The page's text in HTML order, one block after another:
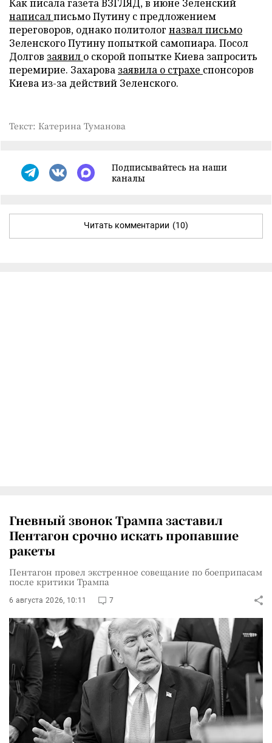
Как писала газета ВЗГЛЯД, в июне Зеленский
написалписьмо Путину с предложением
переговоров, однако политолог назвал письмо
Зеленского Путину попыткой самопиара. Посол
Долгов заявил о скорой попытке Киева запросить
перемирие. Захарова заявила о страхе спонсоров
Киева из-за действий Зеленского.
Текст: Катерина Туманова
Подписывайтесь на наши
каналы
Читать комментарии (10)
Гневный звонок Трампа заставил
Пентагон срочно искать пропавшие
ракеты
Пентагон провел экстренное совещание по боеприпасам
после критики Трампа
6 августа 2026, 10:11 7